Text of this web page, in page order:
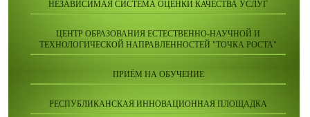
НЕЗАВИСИМАЯ СИСТЕМА ОЦЕНКИ КАЧЕСТВА УСЛУГ
ЦЕНТР ОБРАЗОВАНИЯ ЕСТЕСТВЕННО-НАУЧНОЙ И
ТЕХНОЛОГИЧЕСКОЙ НАПРАВЛЕННОСТЕЙ "ТОЧКА РОСТА"
ПРИЁМ НА ОБУЧЕНИЕ
РЕСПУБЛИКАНСКАЯ ИННОВАЦИОННАЯ ПЛОЩАДКА